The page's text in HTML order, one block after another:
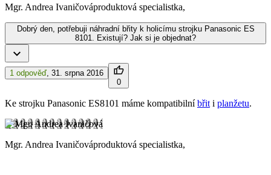
Mgr. Andrea Ivaničováproduktová specialistka,
Dobrý den, potřebuji náhradní břity k holicímu strojku Panasonic ES
8101. Existují? Jak si je objednat?
1 odpověď, 31. srpna 2016
0
Ke strojku Panasonic ES8101 máme kompatibilníbřit i planžetu.
Mgr. Andrea Ivaničováproduktová specialistka,